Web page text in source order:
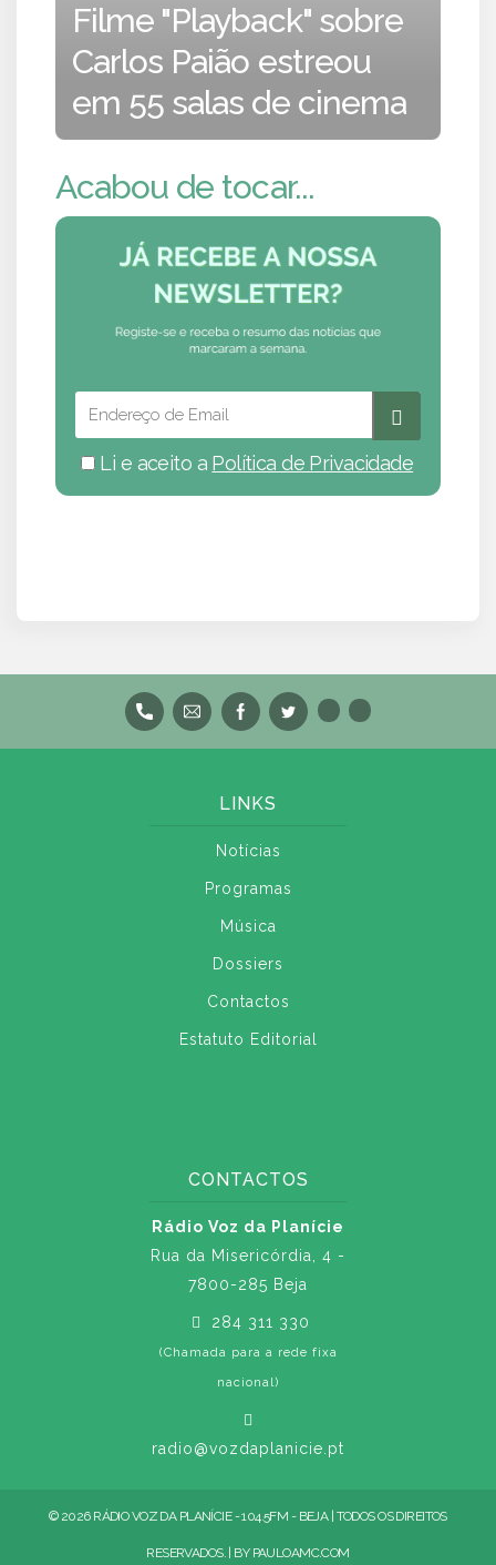
Filme "Playback" sobre
Carlos Paião estreou
em 55 salas de cinema
Acabou de tocar...
Li e aceito a Política de Privacidade
LINKS
Notícias
Programas
Música
Dossiers
Contactos
Estatuto Editorial
CONTACTOS
Rádio Voz da Planície
Rua da Misericórdia, 4 -
7800-285 Beja
284 311 330
(Chamada para a rede fixa
nacional)
radio@vozdaplanicie.pt
© 2026 RÁDIO VOZ DA PLANÍCIE - 104.5FM - BEJA | TODOS OS DIREITOS
RESERVADOS. | BY PAULOAMC.COM